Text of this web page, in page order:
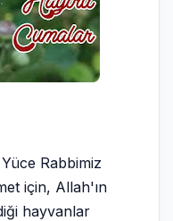
Rabbimiz
için, Allah'ın
hayvanlar